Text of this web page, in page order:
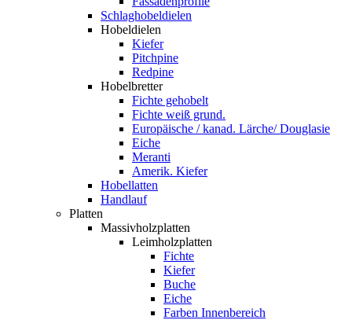
Schlaghobeldielen
Hobeldielen
Kiefer
Pitchpine
Redpine
Hobelbretter
Fichte gehobelt
Fichte weiß grund.
Europäische / kanad. Lärche/ Douglasie
Eiche
Meranti
Amerik. Kiefer
Hobellatten
Handlauf
Platten
Massivholzplatten
Leimholzplatten
Fichte
Kiefer
Buche
Eiche
Farben Innenbereich